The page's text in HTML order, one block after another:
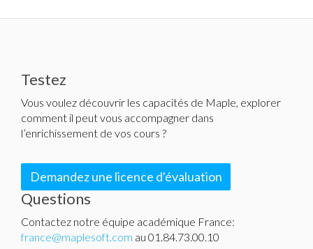
Testez
Vous voulez découvrir les capacités de Maple, explorer
comment il peut vous accompagner dans
l’enrichissement de vos cours ?
Demandez une licence d'évaluation
Questions
Contactez notre équipe académique France:
france@maplesoft.com au 01.84.73.00.10